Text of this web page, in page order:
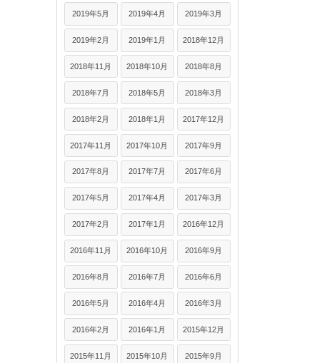
2019年5月 2019年4月 2019年3月
2019年2月 2019年1月 2018年12月
2018年11月 2018年10月 2018年8月
2018年7月 2018年5月 2018年3月
2018年2月 2018年1月 2017年12月
2017年11月 2017年10月 2017年9月
2017年8月 2017年7月 2017年6月
2017年5月 2017年4月 2017年3月
2017年2月 2017年1月 2016年12月
2016年11月 2016年10月 2016年9月
2016年8月 2016年7月 2016年6月
2016年5月 2016年4月 2016年3月
2016年2月 2016年1月 2015年12月
2015年11月 2015年10月 2015年9月